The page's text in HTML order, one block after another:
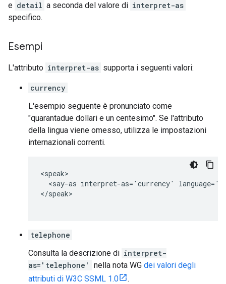
e detail a seconda del valore di interpret-as
specifico.
Esempi
L'attributo interpret-as supporta i seguenti valori:
currency
L'esempio seguente è pronunciato come
"quarantadue dollari e un centesimo". Se l'attributo
della lingua viene omesso, utilizza le impostazioni
internazionali correnti.
<speak>
<say-as interpret-as='currency'
</speak>
telephone
Consulta la descrizione di interpret-
as='telephone'
nella nota WG dei valori degli
attributi di W3C SSML 1.0
.